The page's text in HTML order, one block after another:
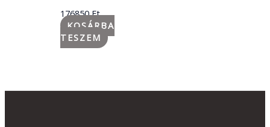
176850Ft
KOSÁRBA
TESZEM